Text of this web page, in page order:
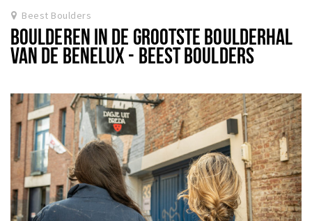
Beest Boulders
BOULDEREN IN DE GROOTSTE BOULDERHAL
VAN DE BENELUX - BEEST BOULDERS